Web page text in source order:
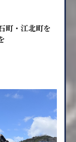
町・江北町を